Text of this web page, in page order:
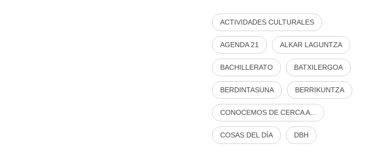
ACTIVIDADES CULTURALES
AGENDA 21 ALKAR LAGUNTZA
BACHILLERATO BATXILERGOA
BERDINTASUNA BERRIKUNTZA
CONOCEMOS DE CERCA A...
COSAS DEL DÍA DBH